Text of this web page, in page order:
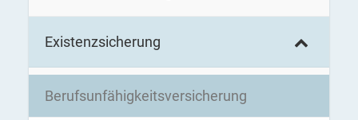
Existenzsicherung
Berufsunfähigkeitsversicherung